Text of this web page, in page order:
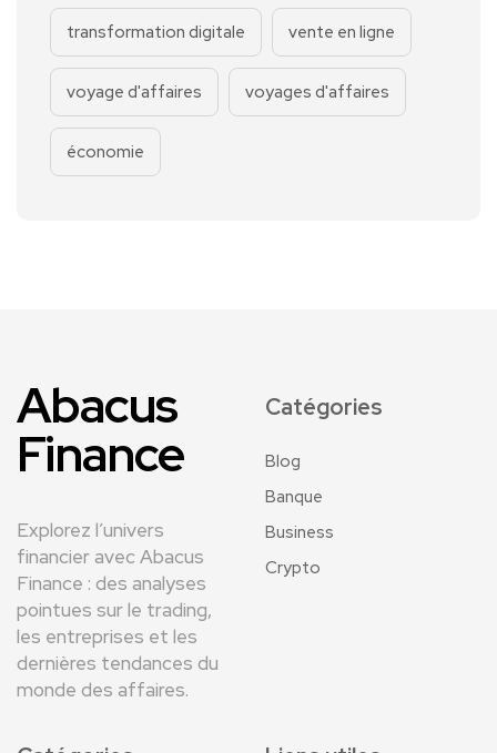
transformation digitale vente en ligne
voyage d'affaires voyages d'affaires
économie
Abacus
Finance
Explorez l’univers
financier avec Abacus
Finance : des analyses
pointues sur le trading,
les entreprises et les
dernières tendances du
monde des affaires.
Catégories
Blog
Banque
Business
Crypto